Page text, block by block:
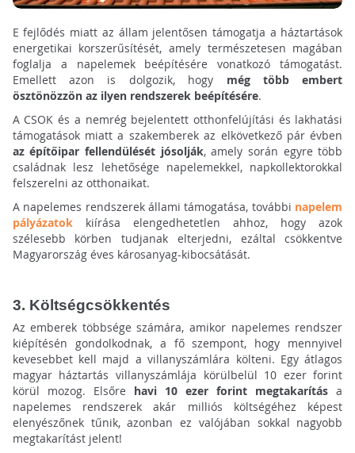
E fejlődés miatt az állam jelentősen támogatja a háztartások
energetikai korszerűsítését, amely természetesen magában
foglalja a napelemek beépítésére vonatkozó támogatást.
Emellett azon is dolgozik, hogy még több embert
ösztönözzön az ilyen rendszerek beépítésére.
A CSOK és a nemrég bejelentett otthonfelújítási és lakhatási
támogatások miatt a szakemberek az elkövetkező pár évben
az építőipar fellendülését jósolják, amely során egyre több
családnak lesz lehetősége napelemekkel, napkollektorokkal
felszerelni az otthonaikat.
A napelemes rendszerek állami támogatása, további napelem
pályázatokkiírása elengedhetetlen ahhoz, hogy azok
szélesebb körben tudjanak elterjedni, ezáltal csökkentve
Magyarország éves károsanyag-kibocsátását.
3. Költségcsökkentés
Az emberek többsége számára, amikor napelemes rendszer
kiépítésén gondolkodnak, a fő szempont, hogy mennyivel
kevesebbet kell majd a villanyszámlára költeni. Egy átlagos
magyar háztartás villanyszámlája körülbelül 10 ezer forint
körül mozog. Elsőre havi 10 ezer forint megtakarítás a
napelemes rendszerek akár milliós költségéhez képest
elenyészőnek tűnik, azonban ez valójában sokkal nagyobb
megtakarítást jelent!